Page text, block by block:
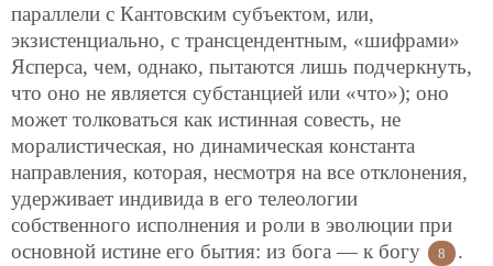
параллели с Кантовским субъектом, или,
экзистенциально, с трансцендентным, «шифрами»
Ясперса, чем, однако, пытаются лишь подчеркнуть,
что оно не является субстанцией или «что»); оно
может толковаться как истинная совесть, не
моралистическая, но динамическая константа
направления, которая, несмотря на все отклонения,
удерживает индивида в его телеологии
собственного исполнения и роли в эволюции при
основной истине его бытия: из бога — к богу
8
.